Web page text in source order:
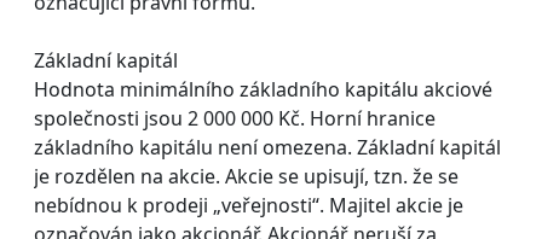
Základní kapitál
Hodnota minimálního základního kapitálu akciové
společnosti jsou 2 000 000 Kč. Horní hranice
základního kapitálu není omezena. Základní kapitál
je rozdělen na akcie. Akcie se upisují, tzn. že se
nebídnou k prodeji „veřejnosti“. Majitel akcie je